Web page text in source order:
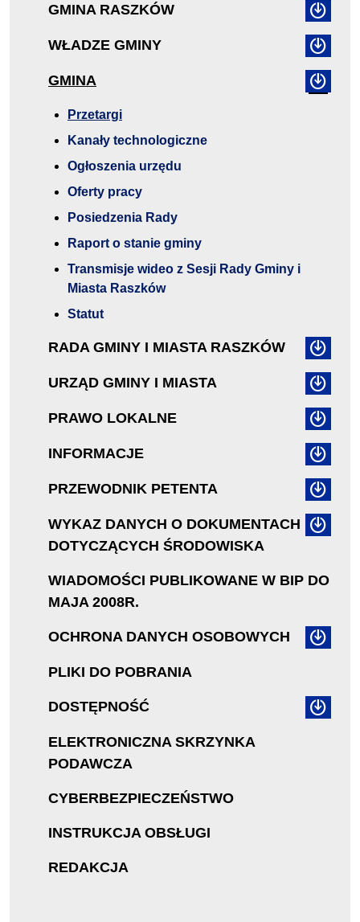
GMINA RASZKÓW
WŁADZE GMINY
GMINA
Przetargi
Kanały technologiczne
Ogłoszenia urzędu
Oferty pracy
Posiedzenia Rady
Raport o stanie gminy
Transmisje wideo z Sesji Rady Gminy i
Miasta Raszków
Statut
RADA GMINY I MIASTA RASZKÓW
URZĄD GMINY I MIASTA
PRAWO LOKALNE
INFORMACJE
PRZEWODNIK PETENTA
WYKAZ DANYCH O DOKUMENTACH
DOTYCZĄCYCH ŚRODOWISKA
WIADOMOŚCI PUBLIKOWANE W BIP DO
MAJA 2008R.
OCHRONA DANYCH OSOBOWYCH
PLIKI DO POBRANIA
DOSTĘPNOŚĆ
ELEKTRONICZNA SKRZYNKA
PODAWCZA
CYBERBEZPIECZEŃSTWO
INSTRUKCJA OBSŁUGI
REDAKCJA